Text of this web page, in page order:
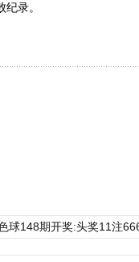
录。
球148期开奖:头奖11注